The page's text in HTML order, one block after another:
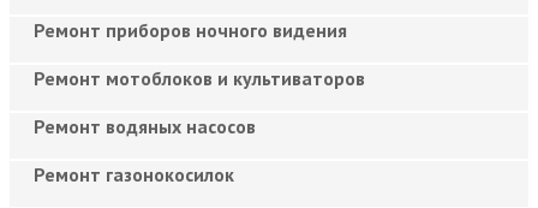
Ремонт приборов ночного видения
Ремонт мотоблоков и культиваторов
Ремонт водяных насосов
Ремонт газонокосилок